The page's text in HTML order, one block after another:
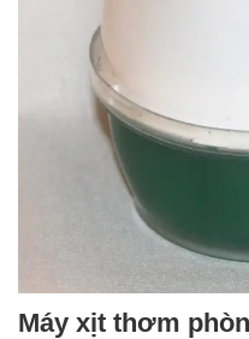
Máy xịt thơm